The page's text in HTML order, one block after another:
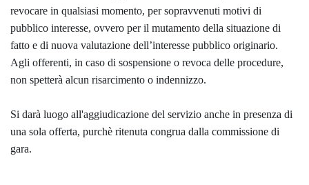
revocare in qualsiasi momento, per sopravvenuti motivi di
pubblico interesse, ovvero per il mutamento della situazione di
fatto e di nuova valutazione dell’interesse pubblico originario.
Agli offerenti, in caso di sospensione o revoca delle procedure,
non spetterà alcun risarcimento o indennizzo.
Si darà luogo all'aggiudicazione del servizio anche in presenza di
una sola offerta, purchè ritenuta congrua dalla commissione di
gara.